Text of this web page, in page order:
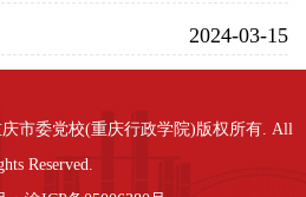
2024-03-15
市委党校(重庆行政学院)版权所有. All
Reserved.